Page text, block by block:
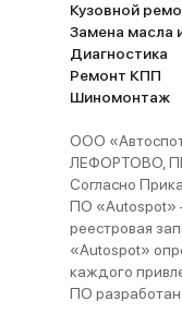
Кузовной
Замена масла
Диагностика
Ремонт КПП
Шиномонтаж
ООО
ЛЕФОРТОВО,
Согласно
ПО «Autospot»
реестровая
«Autospot»
каждого
ПО